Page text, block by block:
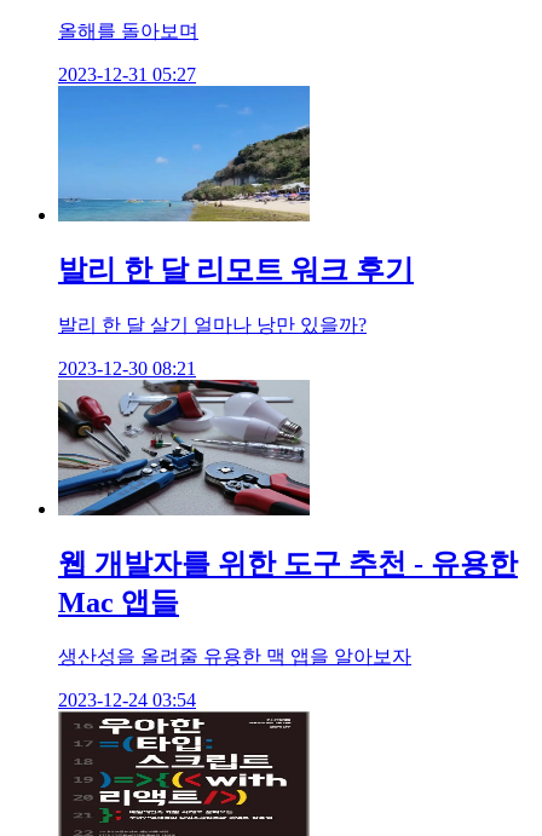
올해를 돌아보며
2023-12-31 05:27
발리 한 달 리모트 워크 후기
발리 한 달 살기 얼마나 낭만 있을까?
2023-12-30 08:21
웹 개발자를 위한 도구 추천 - 유용한
Mac 앱들
생산성을 올려줄 유용한 맥 앱을 알아보자
2023-12-24 03:54